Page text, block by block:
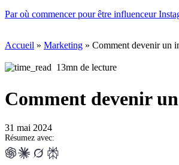
Par où commencer pour être influenceur
Accueil » Marketing » Comment devenir un
13mn de lecture
Comment devenir
31 mai 2024
Résumez avec: